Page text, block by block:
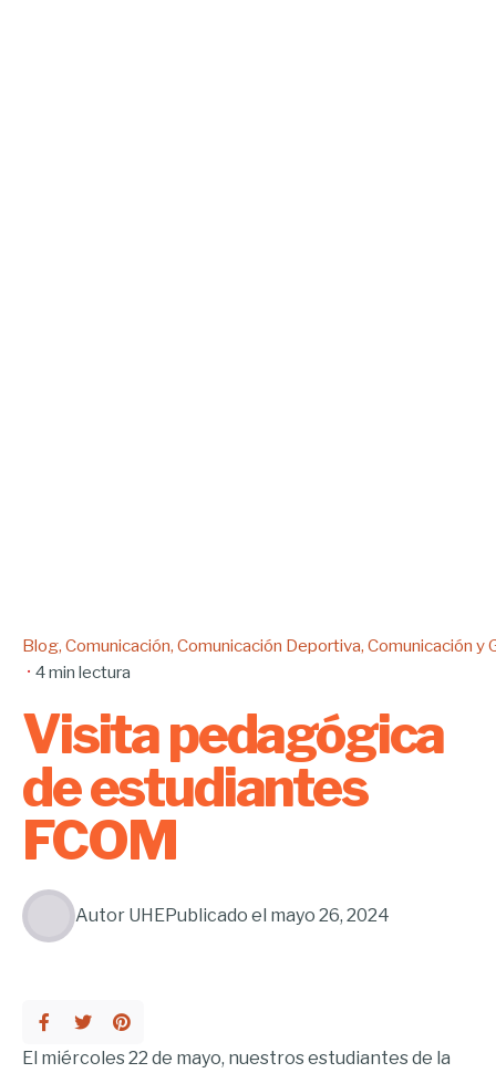
Blog Comunicación Comunicación Deportiva Comunicación y
4 min lectura
Visita pedagógica
de estudiantes
FCOM
Autor UHEPublicado el mayo 26, 2024
El miércoles 22 de mayo, nuestros estudiantes de la